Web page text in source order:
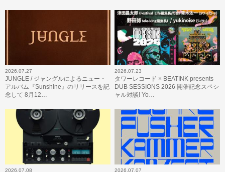
2026.07.27
JUNGLE / ジャングルによるニュー・
アルバム『Sunshine』のリリースを記
念して 8月12…
2026.07.23
タワーレコード × BEATINK presents
DUB SESSIONS 2026 開催記念スペシ
ャル対談! Yo…
2026.07.08 2026.07.07